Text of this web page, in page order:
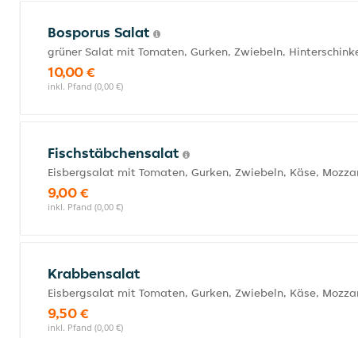
Bosporus Salat
grüner Salat mit Tomaten, Gurken, Zwiebeln,
10,00 €
inkl. Pfand (0,00 €)
Fischstäbchensalat
Eisbergsalat mit Tomaten, Gurken, Zwiebeln, Käse,
9,00 €
inkl. Pfand (0,00 €)
Krabbensalat
Eisbergsalat mit Tomaten, Gurken, Zwiebeln, Käse,
9,50 €
inkl. Pfand (0,00 €)